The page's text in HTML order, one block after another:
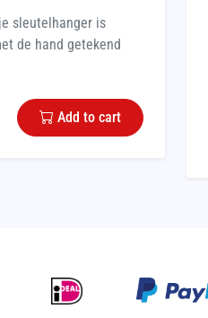
sleutelhanger is
de hand getekend
Add to cart